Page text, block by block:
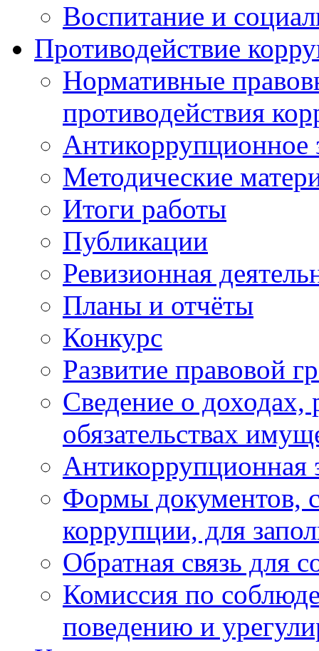
Воспитание и
Противодействие
Нормативные
противодействия
Антикоррупционное
Методические
Итоги работы
Публикации
Ревизионная
Планы и отчёты
Конкурс
Развитие правовой
Сведение о доходах,
обязательствах
Антикоррупционная
Формы документов,
коррупции, для
Обратная связь для
Комиссия по
поведению и